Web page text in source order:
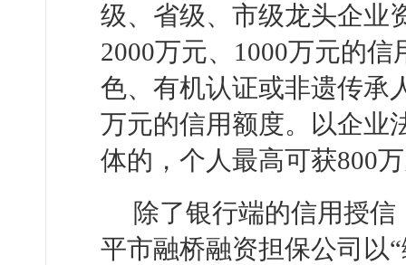
级、省级、市级龙头企业
2000万元、1000万元的
色、有机认证或非遗传承
万元的信用额度。以企业
体的，个人最高可获800
除了银行端的信用授
平市融桥融资担保公司以